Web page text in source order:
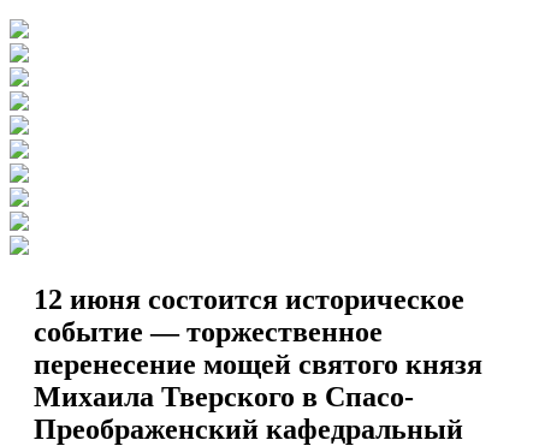
12 июня состоится историческое
событие — торжественное
перенесение мощей святого князя
Михаила Тверского в Спасо-
Преображенский кафедральный